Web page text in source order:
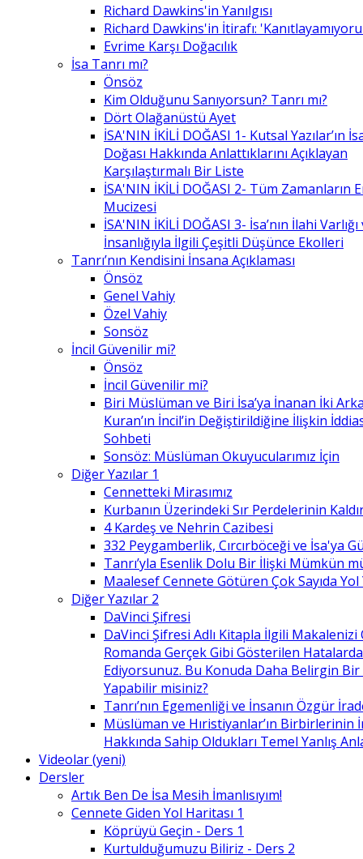
Richard Dawkins'in Yanılgısı
Richard Dawkins'in İtirafı:
Evrime Karşı Doğacılık
İsa Tanrı mı?
Önsöz
Kim Olduğunu Sanıyorsun? Tanrı mı?
Dört Olağanüstü Ayet
İSA'NIN İKİLİ DOĞASI 1- Kutsal Yazılar’ın
Doğası Hakkında Anlattıklarını Açıklayan
Karşılaştırmalı Bir Liste
İSA'NIN İKİLİ DOĞASI 2- Tüm Zamanların
Mucizesi
İSA'NIN İKİLİ DOĞASI 3- İsa’nın İlahi Varlığı
İnsanlığıyla İlgili Çeşitli Düşünce Ekolleri
Tanrı’nın Kendisini İnsana Açıklaması
Önsöz
Genel Vahiy
Özel Vahiy
Sonsöz
İncil Güvenilir mi?
Önsöz
İncil Güvenilir mi?
Biri Müslüman ve Biri İsa’ya İnanan İki
Kuran’ın İncil’in Değiştirildiğine İlişkin
Sohbeti
Sonsöz: Müslüman Okuyucularımız İçin
Diğer Yazılar 1
Cennetteki Mirasımız
Kurbanın Üzerindeki Sır Perdelerinin
4 Kardeş ve Nehrin Cazibesi
332 Peygamberlik, Cırcırböceği ve İsa'ya
Tanrı’yla Esenlik Dolu Bir İlişki Mümkün
Maalesef Cennete Götüren Çok Sayıda
Diğer Yazılar 2
DaVinci Şifresi
DaVinci Şifresi Adlı Kitapla İlgili Makalenizi
Romanda Gerçek Gibi Gösterilen
Ediyorsunuz. Bu Konuda Daha Belirgin Bir
Yapabilir misiniz?
Tanrı’nın Egemenliği ve İnsanın Özgür
Müslüman ve Hıristiyanlar’ın Birbirlerinin
Hakkında Sahip Oldukları Temel Yanlış
Videolar (yeni)
Dersler
Artık Ben De İsa Mesih İmanlısıyım!
Cennete Giden Yol Haritası 1
Köprüyü Geçin - Ders 1
Kurtulduğumuzu Biliriz - Ders 2